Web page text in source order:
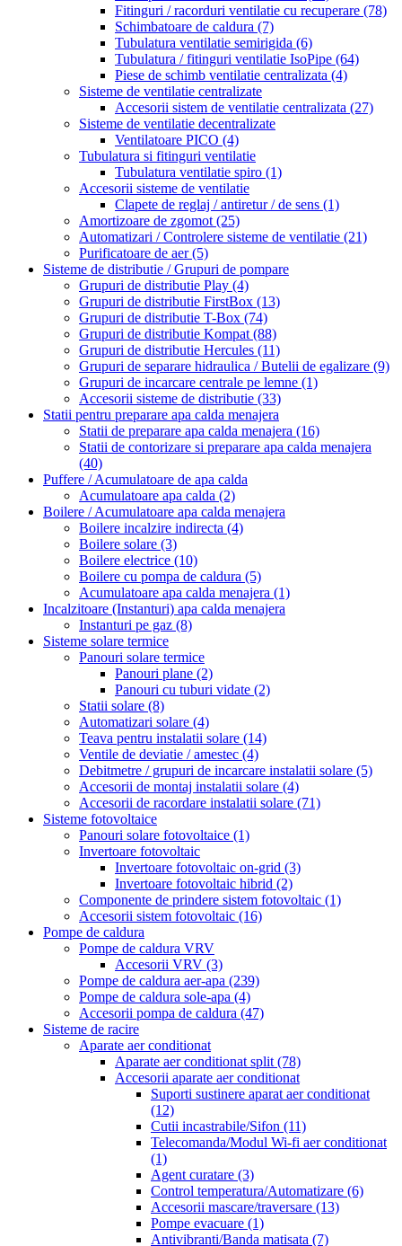
Fitinguri / racorduri ventilatie cu recuperare (78)
Schimbatoare de caldura (7)
Tubulatura ventilatie semirigida (6)
Tubulatura / fitinguri ventilatie IsoPipe (64)
Piese de schimb ventilatie centralizata (4)
Sisteme de ventilatie centralizate
Accesorii sistem de ventilatie centralizata (27)
Sisteme de ventilatie decentralizate
Ventilatoare PICO (4)
Tubulatura si fitinguri ventilatie
Tubulatura ventilatie spiro (1)
Accesorii sisteme de ventilatie
Clapete de reglaj / antiretur / de sens (1)
Amortizoare de zgomot (25)
Automatizari / Controlere sisteme de ventilatie (21)
Purificatoare de aer(5)
Sisteme de distributie / Grupuri de pompare
Grupuri de distributie Play (4)
Grupuri de distributie FirstBox (13)
Grupuri de distributie T-Box (74)
Grupuri de distributie Kompat (88)
Grupuri de distributie Hercules (11)
Grupuri de separare hidraulica / Butelii de egalizare (9)
Grupuri de incarcare centrale pe lemne (1)
Accesorii sisteme de distributie (33)
Statii pentru preparare apa calda menajera
Statii de preparare apa calda menajera (16)
Statii de contorizare si preparare apa calda menajera
(40)
Puffere / Acumulatoare de apa calda
Acumulatoare apa calda (2)
Boilere / Acumulatoare apa calda menajera
Boilere incalzire indirecta (4)
Boilere solare (3)
Boilere electrice (10)
Boilere cu pompa de caldura (5)
Acumulatoare apa calda menajera (1)
Incalzitoare (Instanturi) apa calda menajera
Instanturi pe gaz (8)
Sisteme solare termice
Panouri solare termice
Panouri plane (2)
Panouri cu tuburi vidate (2)
Statii solare (8)
Automatizari solare (4)
Teava pentru instalatii solare (14)
Ventile de deviatie / amestec (4)
Debitmetre / grupuri de incarcare instalatii solare (5)
Accesorii de montaj instalatii solare (4)
Accesorii de racordare instalatii solare (71)
Sisteme fotovoltaice
Panouri solare fotovoltaice (1)
Invertoare fotovoltaic
Invertoare fotovoltaic on-grid (3)
Invertoare fotovoltaic hibrid (2)
Componente de prindere sistem fotovoltaic (1)
Accesorii sistem fotovoltaic (16)
Pompe de caldura
Pompe de caldura VRV
Accesorii VRV (3)
Pompe de caldura aer-apa (239)
Pompe de caldura sole-apa (4)
Accesorii pompa de caldura (47)
Sisteme de racire
Aparate aer conditionat
Aparate aer conditionat split (78)
Accesorii aparate aer conditionat
Suporti sustinere aparat aer conditionat
(12)
Cutii incastrabile/Sifon (11)
Telecomanda/Modul Wi-fi aer conditionat
(1)
Agent curatare (3)
Control temperatura/Automatizare (6)
Accesorii mascare/traversare (13)
Pompe evacuare (1)
Antivibranti/Banda matisata (7)